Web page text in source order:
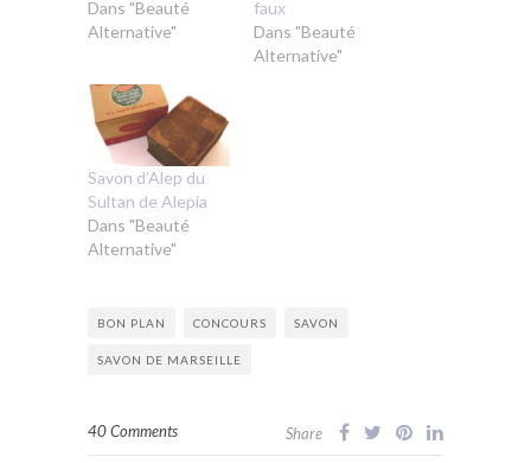
Dans "Beauté
Alternative"
faux
Dans "Beauté
Alternative"
Savon d’Alep du
Sultan de Alepia
Dans "Beauté
Alternative"
BON PLAN CONCOURS SAVON
SAVON DE MARSEILLE
40 Comments Share